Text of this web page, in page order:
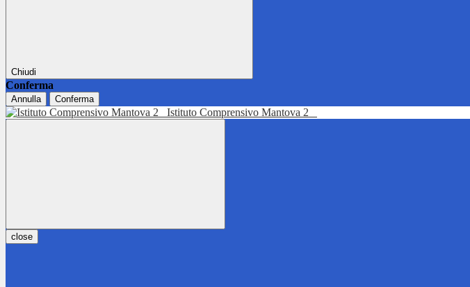
Chiudi
Conferma
Annulla Conferma
Istituto Comprensivo Mantova 2
close